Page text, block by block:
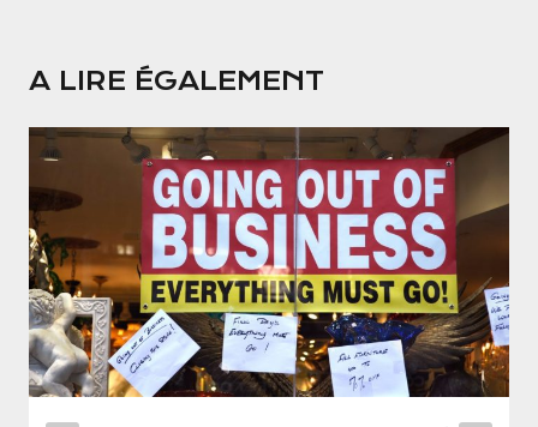
A LIRE ÉGALEMENT